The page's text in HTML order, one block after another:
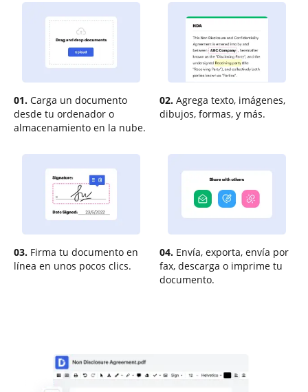
01. Carga un documento
desde tu ordenador o
almacenamiento en la nube.
02. Agrega texto, imágenes,
dibujos, formas, y más.
03. Firma tu documento en
línea en unos pocos clics.
04. Envía, exporta, envía por
fax, descarga o imprime tu
documento.